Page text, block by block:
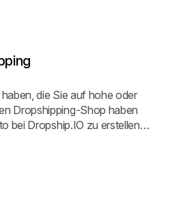
die Sie auf hohe oder
Dropshipping-Shop haben
bei Dropship.IO zu erstellen.